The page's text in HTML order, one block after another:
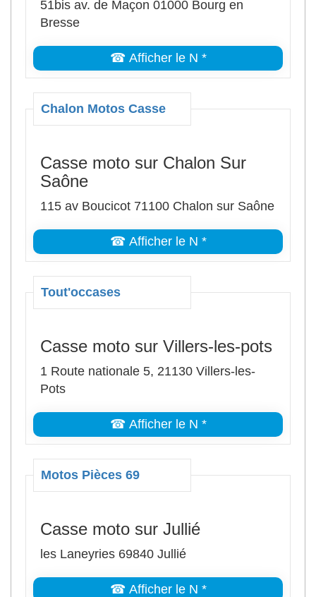
51bis av. de Maçon 01000 Bourg en
Bresse
☎ Afficher le N *
Chalon Motos Casse
Casse moto sur Chalon Sur
Saône
115 av Boucicot 71100 Chalon sur Saône
☎ Afficher le N *
Tout'occases
Casse moto sur Villers-les-pots
1 Route nationale 5, 21130 Villers-les-
Pots
☎ Afficher le N *
Motos Pièces 69
Casse moto sur Jullié
les Laneyries 69840 Jullié
☎ Afficher le N *